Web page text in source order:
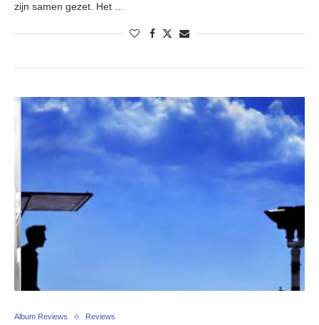
zijn samen gezet. Het …
Album Reviews Reviews